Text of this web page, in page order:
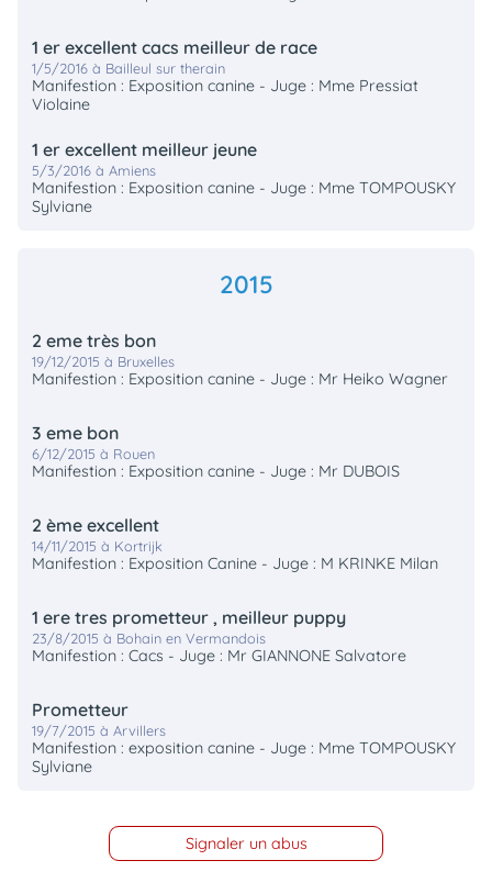
1 er excellent cacs meilleur de race
1/5/2016 à Bailleul sur therain
Manifestion : Exposition canine - Juge : Mme Pressiat
Violaine
1 er excellent meilleur jeune
5/3/2016 à Amiens
Manifestion : Exposition canine - Juge : Mme TOMPOUSKY
Sylviane
2015
2 eme très bon
19/12/2015 à Bruxelles
Manifestion : Exposition canine - Juge : Mr Heiko Wagner
3 eme bon
6/12/2015 à Rouen
Manifestion : Exposition canine - Juge : Mr DUBOIS
2 ème excellent
14/11/2015 à Kortrijk
Manifestion : Exposition Canine - Juge : M KRINKE Milan
1 ere tres prometteur , meilleur puppy
23/8/2015 à Bohain en Vermandois
Manifestion : Cacs - Juge : Mr GIANNONE Salvatore
Prometteur
19/7/2015 à Arvillers
Manifestion : exposition canine - Juge : Mme TOMPOUSKY
Sylviane
Signaler un abus